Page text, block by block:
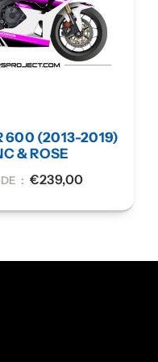
600 (2013-2019)
& ROSE
DE :€239,00